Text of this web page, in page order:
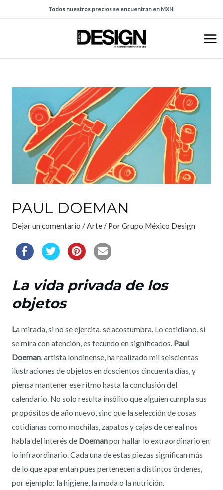
Todos nuestros precios se encuentran en MXN.
PAUL DOEMAN
Dejar un comentario /Arte/ PorGrupo México Design
La vida privada de los
objetos
La mirada, si no se ejercita, se acostumbra. Lo cotidiano, si
se mira con atención, es fecundo en significados. Paul
Doeman, artista londinense, ha realizado mil seiscientas
ilustraciones de objetos en doscientos cincuenta días, y
piensa mantener ese ritmo hasta la conclusión del
calendario. No solo resulta insólito que alguien cumpla sus
propósitos de año nuevo, sino que la selección de cosas
cotidianas como mochilas, zapatos y cajas de cereal nos
habla del interés de Doemanpor hallar lo extraordinario en
lo infraordinario. Cada una de estas piezas significan más
de lo que aparentan pues pertenecen a distintos órdenes,
por ejemplo: la higiene, la moda o la nutrición.